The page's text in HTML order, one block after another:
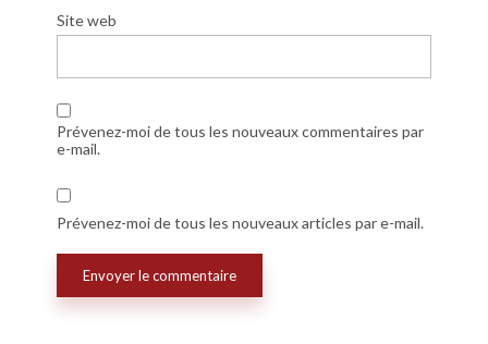
Site web
Prévenez-moi de tous les nouveaux commentaires par
e-mail.
Prévenez-moi de tous les nouveaux articles par e-mail.